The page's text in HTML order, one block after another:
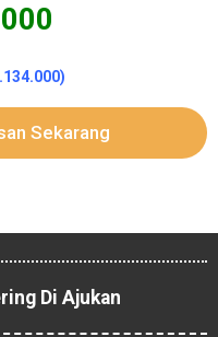
Sekarang
Di Ajukan